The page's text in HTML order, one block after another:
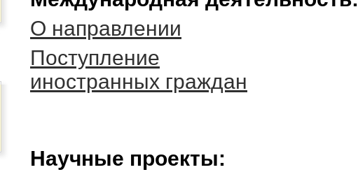
О направлении
Поступление
иностранных граждан
Научные проекты: